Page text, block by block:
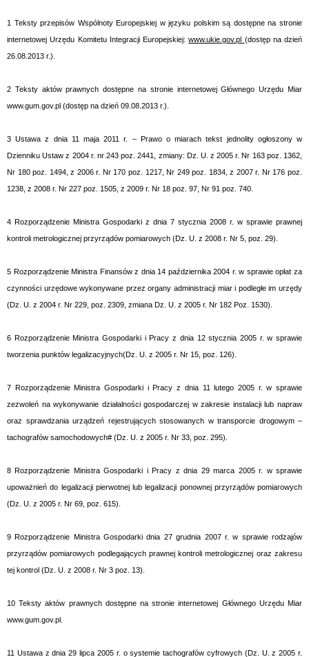
1 Teksty przepisów Wspólnoty Europejskiej w języku polskim są dostępne na stronie
internetowej Urzędu Komitetu Integracji Europejskiej:www.ukie.gov.pl (dostęp na dzień
26.08.2013 r.).
2 Teksty aktów prawnych dostępne na stronie internetowej Głównego Urzędu Miar
www.gum.gov.pl (dostęp na dzień 09.08.2013 r.).
3 Ustawa z dnia 11 maja 2011 r. – Prawo o miarach tekst jednolity ogłoszony w
Dzienniku Ustaw z 2004 r. nr 243 poz. 2441, zmiany: Dz. U. z 2005 r. Nr 163 poz. 1362,
Nr 180 poz. 1494, z 2006 r. Nr 170 poz. 1217, Nr 249 poz. 1834, z 2007 r. Nr 176 poz.
1238, z 2008 r. Nr 227 poz. 1505, z 2009 r. Nr 18 poz. 97, Nr 91 poz. 740.
4 Rozporządzenie Ministra Gospodarki z dnia 7 stycznia 2008 r. w sprawie prawnej
kontroli metrologicznej przyrządów pomiarowych (Dz. U. z 2008 r. Nr 5, poz. 29).
5 Rozporządzenie Ministra Finansów z dnia 14 października 2004 r. w sprawie opłat za
czynności urzędowe wykonywane przez organy administracji miar i podległe im urzędy
(Dz. U. z 2004 r. Nr 229, poz. 2309, zmiana Dz. U. z 2005 r. Nr 182 Poz. 1530).
6 Rozporządzenie Ministra Gospodarki i Pracy z dnia 12 stycznia 2005 r. w sprawie
tworzenia punktów legalizacyjnych(Dz. U. z 2005 r. Nr 15, poz. 126).
7 Rozporządzenie Ministra Gospodarki i Pracy z dnia 11 lutego 2005 r. w sprawie
zezwoleń na wykonywanie działalności gospodarczej w zakresie instalacji lub napraw
oraz sprawdzania urządzeń rejestrujących stosowanych w transporcie drogowym –
tachografów samochodowych# (Dz. U. z 2005 r. Nr 33, poz. 295).
8 Rozporządzenie Ministra Gospodarki i Pracy z dnia 29 marca 2005 r. w sprawie
upoważnień do legalizacji pierwotnej lub legalizacji ponownej przyrządów pomiarowych
(Dz. U. z 2005 r. Nr 69, poz. 615).
9 Rozporządzenie Ministra Gospodarki dnia 27 grudnia 2007 r. w sprawie rodzajów
przyrządów pomiarowych podlegających prawnej kontroli metrologicznej oraz zakresu
tej kontrol (Dz. U. z 2008 r. Nr 3 poz. 13).
10 Teksty aktów prawnych dostępne na stronie internetowej Głównego Urzędu Miar
www.gum.gov.pl.
11 Ustawa z dnia 29 lipca 2005 r. o systemie tachografów cyfrowych (Dz. U. z 2005 r.